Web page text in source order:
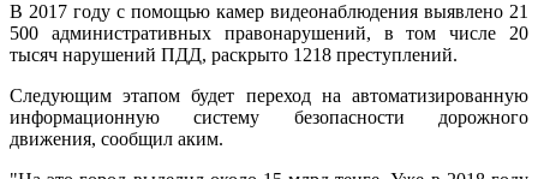
В 2017 году с помощью камер видеонаблюдения выявлено 21
500 административных правонарушений, в том числе 20
тысяч нарушений ПДД, раскрыто 1218 преступлений.
Следующим этапом будет переход на автоматизированную
информационную систему безопасности дорожного
движения, сообщил аким.